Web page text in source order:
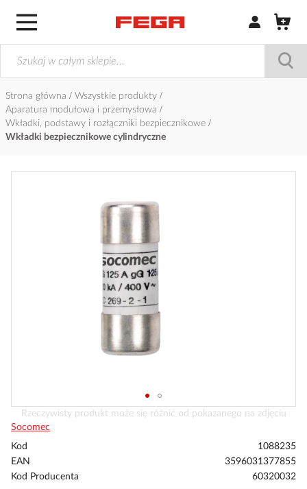
Zaloguj się /
Strona główna
Wszystkie produkty
Aparatura modułowa i przemysłowa
Wkładki, podstawy i rozłączniki bezpiecznikowe
Wkładki bezpiecznikowe cylindryczne
Przejdź
na
początek
Rzeczywisty produkt może się różnić od pokazanego na zdjęciu
Socomec
Kod
1088235
EAN
3596031377855
Kod Producenta
60320032